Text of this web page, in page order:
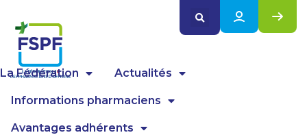
La Fédération Actualités
Informations pharmaciens
Avantages adhérents